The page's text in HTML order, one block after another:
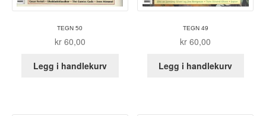
Henry Bronken
Ida Neverdahl
Inga Sætre
TEGN 50
kr60,00
Legg i handlekurv
TEGN 49
kr 60,00
Legg i handlekurv